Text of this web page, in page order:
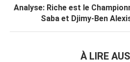
Analyse: Riche est le
Saba et Djimy-Ben
À LIRE